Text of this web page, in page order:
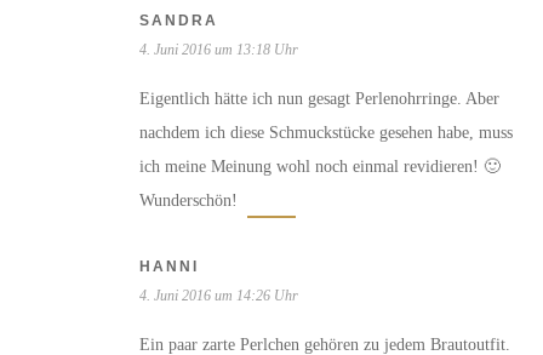
SANDRA
4. Juni 2016 um 13:18 Uhr
Eigentlich hätte ich nun gesagt Perlenohrringe. Aber
nachdem ich diese Schmuckstücke gesehen habe, muss
ich meine Meinung wohl noch einmal revidieren! 🙂
Wunderschön!
HANNI
4. Juni 2016 um 14:26 Uhr
Ein paar zarte Perlchen gehören zu jedem Brautoutfit.